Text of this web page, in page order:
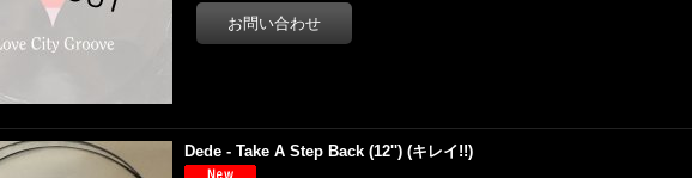
Dede - Take A Step Back (12'') (キレイ!!)